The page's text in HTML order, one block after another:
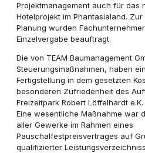
Projektmanagement auch für das
Hotelprojekt im Phantasialand.
Planung wurden
Einzelvergabe beauftragt.
Die von TEAM Baumanagement
Steuerungsmaßnahmen, haben
Fertigstellung in dem gesetzten
besonderen Zufriedenheit des
Freizeitpark Robert Löffelhardt
Eine wesentliche Maßnahme war
aller Gewerke im Rahmen eines
Pauschalfestpreisvertrages auf
qualifizierter